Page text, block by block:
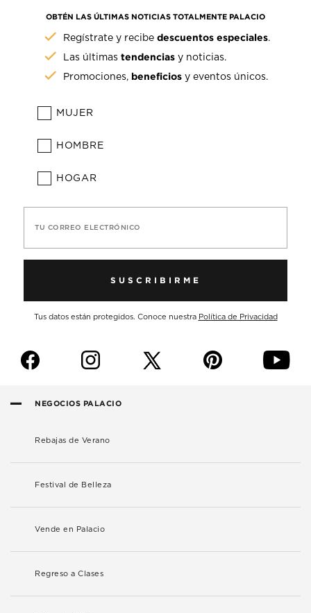
OBTÉN LAS ÚLTIMAS NOTICIAS TOTALMENTE PALACIO
Regístrate y recibedescuentos especiales.
Las últimastendencias y noticias.
Promociones, beneficios y eventos únicos.
MUJER
HOMBRE
HOGAR
TU CORREO ELECTRÓNICO
SUSCRIBIRME
Tus datos están protegidos. Conoce nuestra Política de Privacidad
f i p y
NEGOCIOS PALACIO
Rebajas de Verano
Festival de Belleza
Vende en Palacio
Regreso a Clases